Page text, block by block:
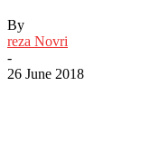
By
reza Novri
-
26 June 2018